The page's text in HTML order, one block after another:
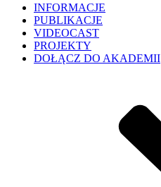
INFORMACJE
PUBLIKACJE
VIDEOCAST
PROJEKTY
DOŁĄCZ DO AKADEMII